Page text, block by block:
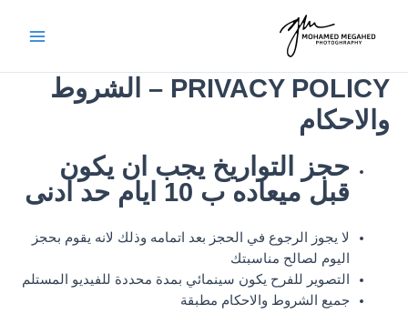
PRIVACY POLICY – الشروط
والاحكام
حجز التواريخ يجب ان يكون
قبل ميعاده ب 10 ايام حد ادنى
لا يجوز الرجوع في الحجز بعد اتمامه وذلك لانه يقوم بحجز
اليوم لصالح مناسبتك
التصوير للفرح يكون سينمائي بمدة محددة للفيديو المستلم
جميع الشروط والاحكام مطبقة